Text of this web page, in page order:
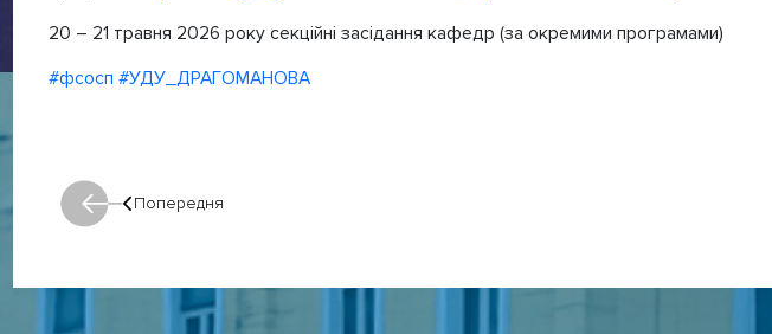
20 – 21 травня 2026 року секційні засідання кафедр (за окремими програмами)
#фсосп #УДУ_ДРАГОМАНОВА
Попередня
Попередня: Попередня